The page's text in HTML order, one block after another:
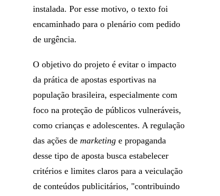
instalada. Por esse motivo, o texto foi
encaminhado para o plenário com pedido
de urgência.
O objetivo do projeto é evitar o impacto
da prática de apostas esportivas na
população brasileira, especialmente com
foco na proteção de públicos vulneráveis,
como crianças e adolescentes. A regulação
das ações demarketing e propaganda
desse tipo de aposta busca estabelecer
critérios e limites claros para a veiculação
de conteúdos publicitários, "contribuindo